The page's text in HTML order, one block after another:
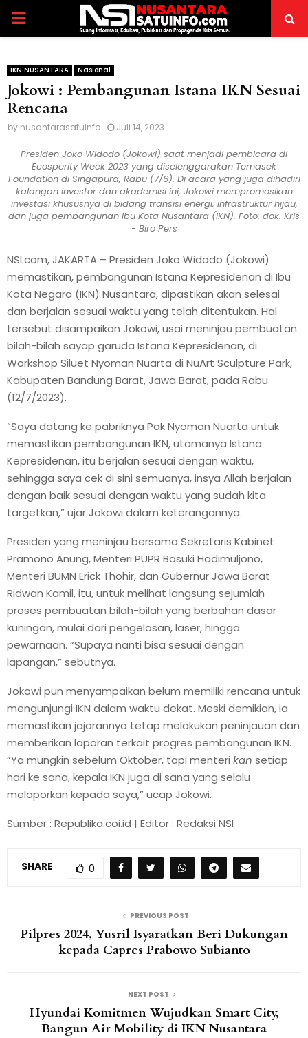
PRIMARY
IKN NUSANTARA Nasional
Jokowi : Pembangunan Istana IKN Sesuai
Rencana
by nusantarasatuinfo Juli 14, 2023
Presiden Joko Widodo (Jokowi) saat menjadi pembicara di
Ecosperity Week 2023 yang diselenggarakan Temasek
Foundation di Singapura, Rabu (7/6). Di acara yang juga dihadiri
kalangan investor dan akademisi ini, Jokowi mempromosikan
investasi khususnya di bidang transisi energi, infrastruktur hijau,
dan juga pembangunan Ibu Kota Nusantara (IKN). Foto: dok. Kris
- Biro Pers
NSI.com, JAKARTA – Presiden Joko Widodo (Jokowi)
memastikan, pembangunan Istana Kepresidenan di Ibu
Kota Negara (IKN) Nusantara, dipastikan akan selesai
dan berjalan sesuai waktu yang telah ditentukan. Hal
tersebut disampaikan Jokowi, usai meninjau pembuatan
bilah-bilah sayap garuda Istana Kepresidenan, di
Workshop Siluet Nyoman Nuarta di NuArt Sculpture Park,
Kabupaten Bandung Barat, Jawa Barat, pada Rabu
(12/7/2023).
“Saya datang ke pabriknya Pak Nyoman Nuarta untuk
memastikan pembangunan IKN, utamanya Istana
Kepresidenan, itu berjalan sesuai dengan waktu,
sehingga saya cek di sini semuanya, insya Allah berjalan
dengan baik sesuai dengan waktu yang sudah kita
targetkan,” ujar Jokowi dalam keterangannya.
Presiden yang meninjau bersama Sekretaris Kabinet
Pramono Anung, Menteri PUPR Basuki Hadimuljono,
Menteri BUMN Erick Thohir, dan Gubernur Jawa Barat
Ridwan Kamil, itu, untuk melihat langsung sejumlah
proses pembuatan bilah-bilah yang berbahan dasar
kuningan, mulai dari pengelasan, laser, hingga
pewarnaan. “Supaya nanti bisa sesuai dengan
lapangan,” sebutnya.
Jokowi pun menyampaikan belum memiliki rencana untuk
mengunjungi IKN dalam waktu dekat. Meski demikian, ia
memastikan jajarannya tetap melakukan peninjauan dan
memberikan laporan terkait progres pembangunan IKN.
“Ya mungkin sebelum Oktober, tapi menteri kan setiap
hari ke sana, kepala IKN juga di sana yang selalu
melaporkan kepada saya,” ucap Jokowi.
Sumber : Republika.coi.id | Editor : Redaksi NSI
SHARE 0
PREVIOUS POST
Pilpres 2024, Yusril Isyaratkan Beri Dukungan
kepada Capres Prabowo Subianto
NEXT POST
Hyundai Komitmen Wujudkan Smart City,
Bangun Air Mobility di IKN Nusantara